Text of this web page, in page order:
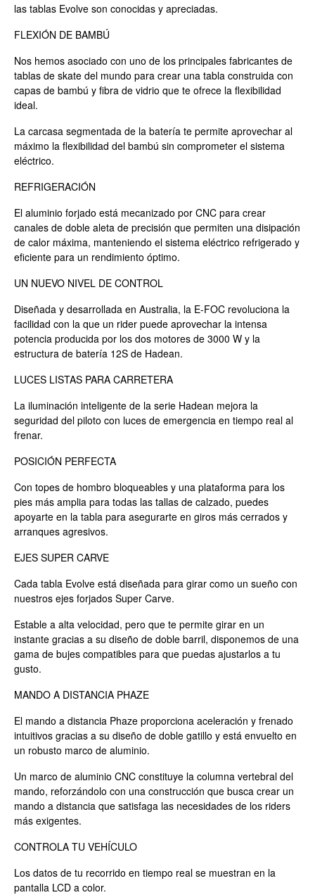
las tablas Evolve son conocidas y apreciadas.
FLEXIÓN DE BAMBÚ
Nos hemos asociado con uno de los principales fabricantes de
tablas de skate del mundo para crear una tabla construida con
capas de bambú y fibra de vidrio que te ofrece la flexibilidad
ideal.
La carcasa segmentada de la batería te permite aprovechar al
máximo la flexibilidad del bambú sin comprometer el sistema
eléctrico.
REFRIGERACIÓN
El aluminio forjado está mecanizado por CNC para crear
canales de doble aleta de precisión que permiten una disipación
de calor máxima, manteniendo el sistema eléctrico refrigerado y
eficiente para un rendimiento óptimo.
UN NUEVO NIVEL DE CONTROL
Diseñada y desarrollada en Australia, la E-FOC revoluciona la
facilidad con la que un rider puede aprovechar la intensa
potencia producida por los dos motores de 3000 W y la
estructura de batería 12S de Hadean.
LUCES LISTAS PARA CARRETERA
La iluminación inteligente de la serie Hadean mejora la
seguridad del piloto con luces de emergencia en tiempo real al
frenar.
POSICIÓN PERFECTA
Con topes de hombro bloqueables y una plataforma para los
pies más amplia para todas las tallas de calzado, puedes
apoyarte en la tabla para asegurarte en giros más cerrados y
arranques agresivos.
EJES SUPER CARVE
Cada tabla Evolve está diseñada para girar como un sueño con
nuestros ejes forjados Super Carve.
Estable a alta velocidad, pero que te permite girar en un
instante gracias a su diseño de doble barril, disponemos de una
gama de bujes compatibles para que puedas ajustarlos a tu
gusto.
MANDO A DISTANCIA PHAZE
El mando a distancia Phaze proporciona aceleración y frenado
intuitivos gracias a su diseño de doble gatillo y está envuelto en
un robusto marco de aluminio.
Un marco de aluminio CNC constituye la columna vertebral del
mando, reforzándolo con una construcción que busca crear un
mando a distancia que satisfaga las necesidades de los riders
más exigentes.
CONTROLA TU VEHÍCULO
Los datos de tu recorrido en tiempo real se muestran en la
pantalla LCD a color.